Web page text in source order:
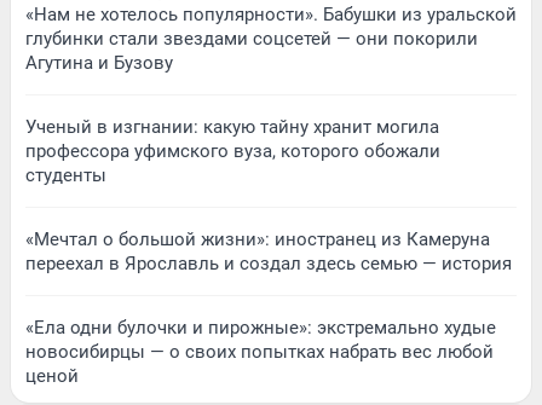
«Нам не хотелось популярности». Бабушки из уральской
глубинки стали звездами соцсетей — они покорили
Агутина и Бузову
Ученый в изгнании: какую тайну хранит могила
профессора уфимского вуза, которого обожали
студенты
«Мечтал о большой жизни»: иностранец из Камеруна
переехал в Ярославль и создал здесь семью — история
«Ела одни булочки и пирожные»: экстремально худые
новосибирцы — о своих попытках набрать вес любой
ценой